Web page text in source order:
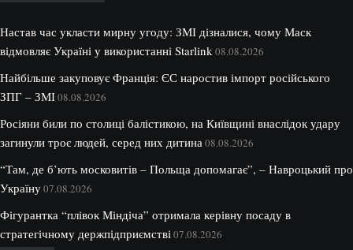
Настав час укласти мирну угоду: ЗМІ дізналися, чому Маск
відмовляє Україні у використанні Starlink08.08.2026
Найбільше закуповує Франція: ЄС наростив імпорт російського
ЗПГ – ЗМІ08.08.2026
Росіяни били по столиці балістикою, на Київщині внаслідок удару
загинули троє людей, серед них дитина08.08.2026
“Там, де б’ють московитів – Польща допомагає”, – Навроцький про
Україну07.08.2026
Фігурантка “плівок Міндіча” отримала керівну посаду в
стратегічному держпідприємстві07.08.2026